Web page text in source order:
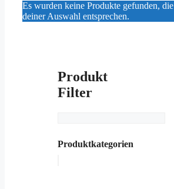
Es wurden keine Produkte gefunden, die
deiner Auswahl entsprechen.
Produkt
Filter
Produktkategorien